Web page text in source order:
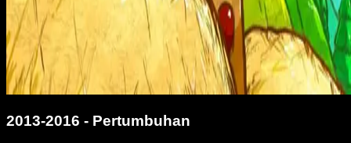
2013-2016 - Pertumbuhan